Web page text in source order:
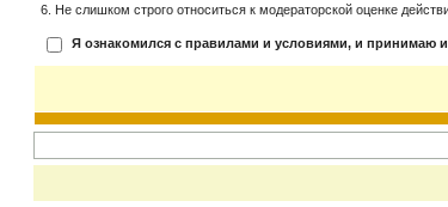
6. Не слишком строго относиться к модераторской оценке
Я ознакомился с правилами и условиями, и принимаю